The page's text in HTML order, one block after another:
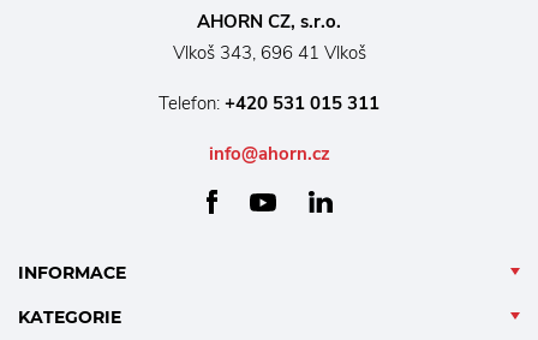
AHORN CZ, s.r.o.
Vlkoš 343, 696 41 Vlkoš
Telefon: +420 531 015 311
info@ahorn.cz
facebook youtube
INFORMACE
KATEGORIE